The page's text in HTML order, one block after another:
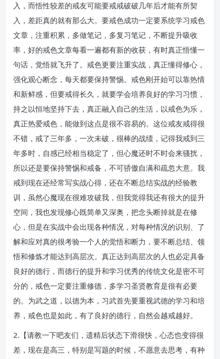
入，而悟性较差的戒友可能要戒戒破破几年后才能有所契
入，差距真的就有那么大。要戒色成功一定要系统学习戒色
文章，注重积累，多做笔记，多复习笔记，不断提升吸收
率，好的戒色文章每看一遍都有新的收获，有时真正悟懂一
句话，觉悟就飞升了。戒色更要注重实战，真正懂得修心，
强化观心断念，每天都要保持警惕。戒色刚开始可以靠热情
和新鲜感，但要戒得长久，就要学会培养良好的学习习惯，
持之以恒地坚持下去，真正融入自己的生活，以戒色为乐，
真正热爱戒色，能做到这点是很不容易的。这位戒友戒得很
不错，戒了三年多，一次未破，很棒的战绩，记得我戒到三
年多时，自感已经相当稳定了，但心魔还时不时会来骚扰，
所以还是要保持警惕和戒备，不可骄傲自满和疏忽大意。我
戒到现在还经常写实战心得，还在不断总结实战的经验教
训，虽然心魔现在很难攻破我，但我觉得我还有很大的提升
空间，我也发现修心既简单又深奥，把念头断掉就是在修
心，但是在实战中会出现各种情况，对每种情况的识别、了
解和应对真的很考验一个人的觉悟和断力，要不断总结、领
悟和修炼才能达到高层次。真正达到高层次的人也必定具备
良好的德行，而德行的提升和学习优秀的传统文化是密不可
分的，戒色一定要注重修德，多学习圣贤教育是很有必要
的。为武之道，以德为本，习武首先要重视武德的学习和培
养，戒色也是如此，有了良好的德行，自然会越戒越好。
2.【请教一下吧友们，遗精后状态下滑很快，心态也变得很
差，现在是高三，特别是写题的时候，不愿意去思考，有种